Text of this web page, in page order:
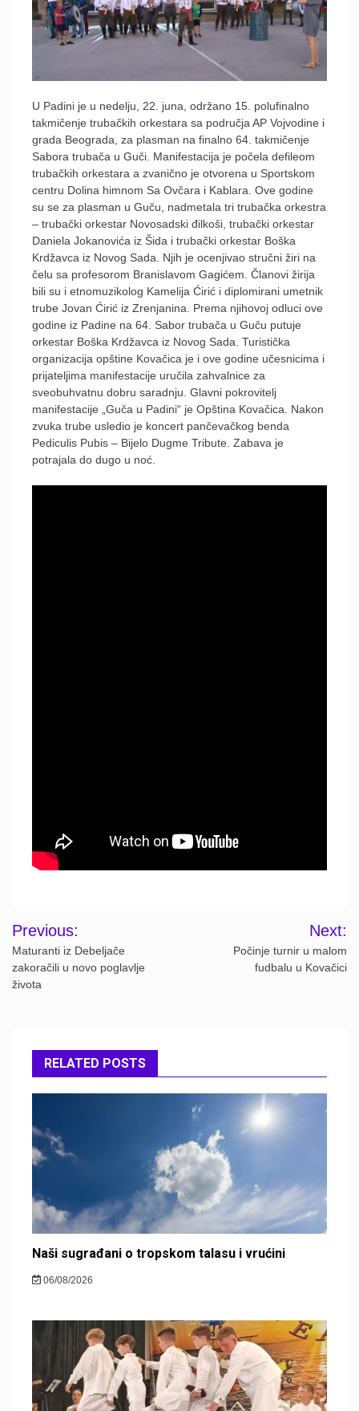
U Padini je u nedelju, 22. juna, održano 15. polufinalno
takmičenje trubačkih orkestara sa područja AP Vojvodine i
grada Beograda, za plasman na finalno 64. takmičenje
Sabora trubača u Guči. Manifestacija je počela defileom
trubačkih orkestara a zvanično je otvorena u Sportskom
centru Dolina himnom Sa Ovčara i Kablara. Ove godine
su se za plasman u Guču, nadmetala tri trubačka orkestra
– trubački orkestar Novosadski đilkoši, trubački orkestar
Daniela Jokanovića iz Šida i trubački orkestar Boška
Krdžavca iz Novog Sada. Njih je ocenjivao stručni žiri na
čelu sa profesorom Branislavom Gagićem. Članovi žirija
bili su i etnomuzikolog Kamelija Ćirić i diplomirani umetnik
trube Jovan Ćirić iz Zrenjanina. Prema njihovoj odluci ove
godine iz Padine na 64. Sabor trubača u Guču putuje
orkestar Boška Krdžavca iz Novog Sada. Turistička
organizacija opštine Kovačica je i ove godine učesnicima i
prijateljima manifestacije uručila zahvalnice za
sveobuhvatnu dobru saradnju. Glavni pokrovitelj
manifestacije „Guča u Padini“ je Opština Kovačica. Nakon
zvuka trube usledio je koncert pančevačkog benda
Pediculis Pubis – Bijelo Dugme Tribute. Zabava je
potrajala do dugo u noć.
Post
navigation
Previous:
Maturanti iz Debeljače
zakoračili u novo poglavlje
života
Next:
Počinje turnir u malom
fudbalu u Kovačici
RELATED POSTS
Naši sugrađani o tropskom talasu i vrućini
06/08/2026